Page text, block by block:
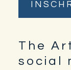
The
social